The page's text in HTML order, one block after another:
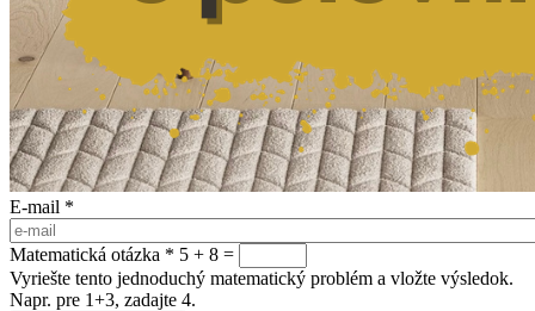
E-mail *
Matematická otázka * 5 + 8 =
Vyriešte tento jednoduchý matematický problém a vložte výsledok.
Napr. pre 1+3, zadajte 4.